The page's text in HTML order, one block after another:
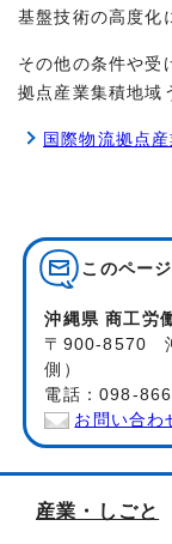
基盤技術の高度化
その他の条件や受
拠点産業集積地域
国際物流拠点
このペー
沖縄県 商工労
〒900-8570
側）
電話：098-
お問い合わ
産業・しごと